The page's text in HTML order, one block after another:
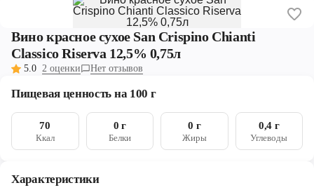
Кирово-Чепецк
Коряжма
Котлас
Новодвинск
Рыбинск
Череповец
Вино красное сухое San Crispino Chianti
Classico Riserva 12,5% 0,75л
5.0 2 оценки Нет отзывов
Пищевая ценность на 100 г
70
Ккал
0 г
Белки
0 г
Жиры
0,4 г
Углеводы
Характеристики